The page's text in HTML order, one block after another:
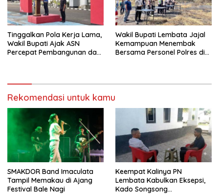
Tinggalkan Pola Kerja Lama,
Wakil Bupati Ajak ASN
Percepat Pembangunan dan
Wakil Bupati Lembata Jajal
Kemampuan Menembak
Bersama Personel Polres di
Rekomendasi untuk kamu
SMAKDOR Band Imaculata
Tampil Memakau di Ajang
Festival Bale Nagi
Keempat Kalinya PN
Lembata Kabulkan Eksepsi,
Kado Songsong